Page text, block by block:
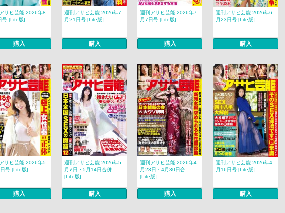
サヒ芸能 2026年8
号 [Lite版]
購入
週刊アサヒ芸能 2026年7
月21日号 [Lite版]
購入
週刊アサヒ芸能 2026年7
月7日号 [Lite版]
購入
週刊アサヒ芸能 2026年6
月23日号 [Lite版]
購入
サヒ芸能 2026年5
号 [Lite版]
購入
週刊アサヒ芸能 2026年5
月7日・5月14日合併...
[Lite版]
購入
週刊アサヒ芸能 2026年4
月23日・4月30日合...
[Lite版]
購入
週刊アサヒ芸能 2026年4
月16日号 [Lite版]
購入